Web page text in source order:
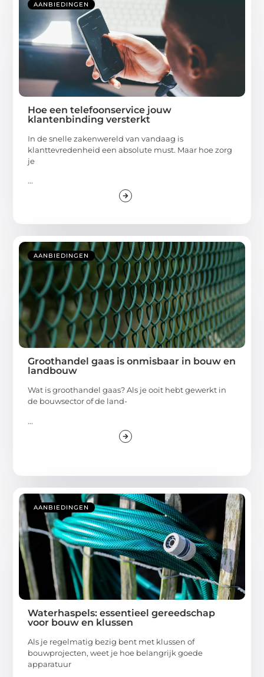
AANBIEDINGEN
Hoe een telefoonservice jouw
klantenbinding versterkt
In de snelle zakenwereld van vandaag is
klanttevredenheid een absolute must. Maar hoe zorg
je
...
AANBIEDINGEN
Groothandel gaas is onmisbaar in bouw en
landbouw
Wat is groothandel gaas? Als je ooit hebt gewerkt in
de bouwsector of de land-
...
AANBIEDINGEN
Waterhaspels: essentieel gereedschap
voor bouw en klussen
Als je regelmatig bezig bent met klussen of
bouwprojecten, weet je hoe belangrijk goede
apparatuur